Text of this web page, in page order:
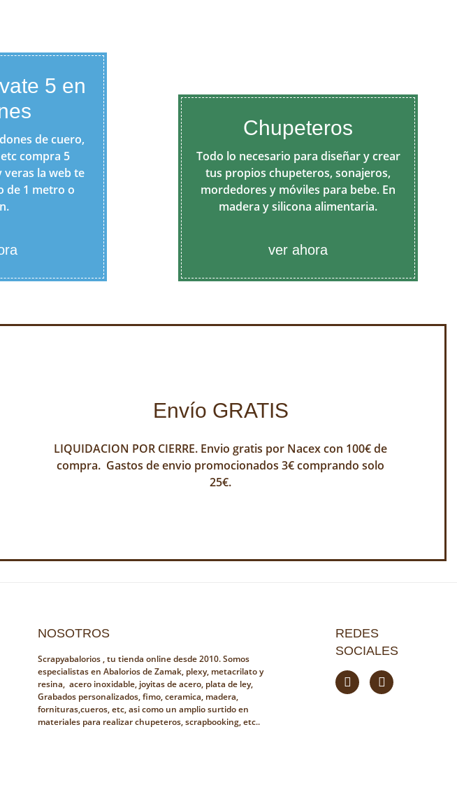
5 en
de cuero,
compra 5
veras la web te
de 1 metro o
Chupeteros
Todo lo necesario para diseñar y crear
tus propios chupeteros, sonajeros,
mordedores y móviles para bebe. En
madera y silicona alimentaria.
ver ahora
Envío GRATIS
LIQUIDACION POR CIERRE. Envio gratis por Nacex con 100€ de
compra. Gastos de envio promocionados 3€ comprando solo
25€.
REDES
SOCIALES
NOSOTROS
Scrapyabalorios , tu tienda online desde 2010. Somos
especialistas en Abalorios de Zamak, plexy, metacrilato y
resina, acero inoxidable, joyitas de acero, plata de ley,
Grabados personalizados, fimo, ceramica, madera,
fornituras,cueros, etc, asi como un amplio surtido en
materiales para realizar chupeteros, scrapbooking, etc..